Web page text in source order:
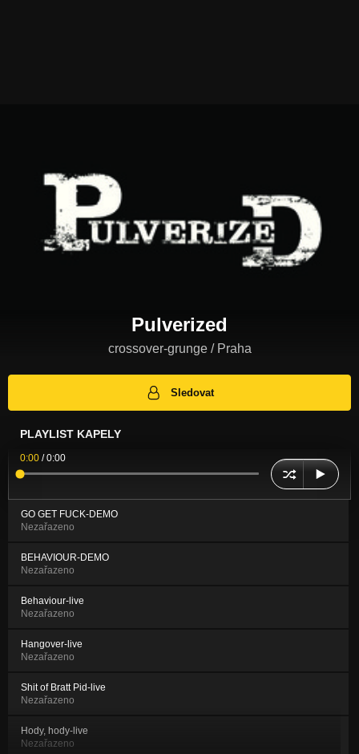
Pulverized
crossover-grunge / Praha
Sledovat
PLAYLIST KAPELY
0:00 /0:00
GO GET FUCK-DEMO
Nezařazeno
BEHAVIOUR-DEMO
Nezařazeno
Behaviour-live
Nezařazeno
Hangover-live
Nezařazeno
Shit of Bratt Pid-live
Nezařazeno
Hody, hody-live
Nezařazeno